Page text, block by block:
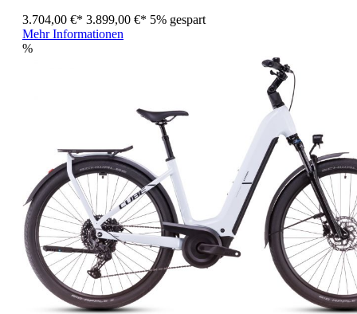
3.704,00 €* 3.899,00 €* 5% gespart
Mehr Informationen
%